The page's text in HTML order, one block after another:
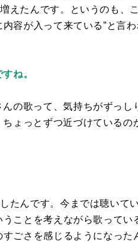
えたんです。というのも、
容が入って来ている”と言わ
ね。
の歌って、気持ちがずっし
ょっとずつ近づけているの
たんです。今までは聴いて
ことを考えながら歌ってい
すごさを感じるようになった